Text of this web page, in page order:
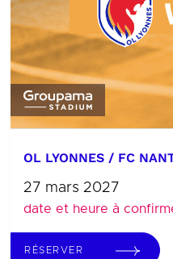
OL LYONNES / FC
27 mars 2027
date et heure à
RÉSERVER